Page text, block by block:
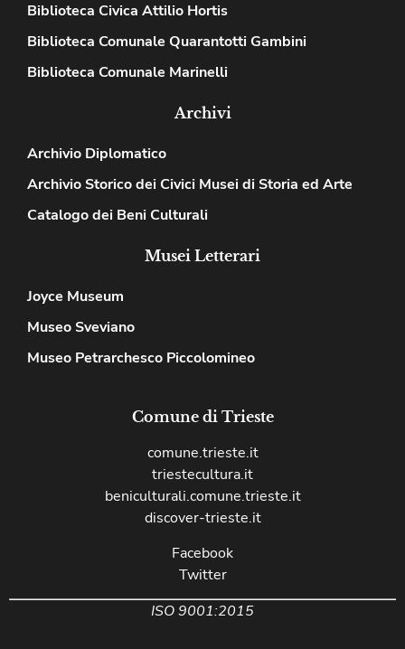
Biblioteca Civica Attilio Hortis
Biblioteca Comunale Quarantotti Gambini
Biblioteca Comunale Marinelli
Archivi
Archivio Diplomatico
Archivio Storico dei Civici Musei di Storia ed Arte
Catalogo dei Beni Culturali
Musei Letterari
Joyce Museum
Museo Sveviano
Museo Petrarchesco Piccolomineo
Comune di Trieste
comune.trieste.it
triestecultura.it
beniculturali.comune.trieste.it
discover-trieste.it
Facebook
Twitter
ISO 9001:2015